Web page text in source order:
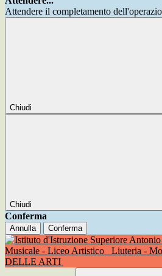
Attendere il completamento
Chiudi
Chiudi
Conferma
Annulla Conferma
Musicale - Liceo Artistico
Liuteria -
DELLE ARTI